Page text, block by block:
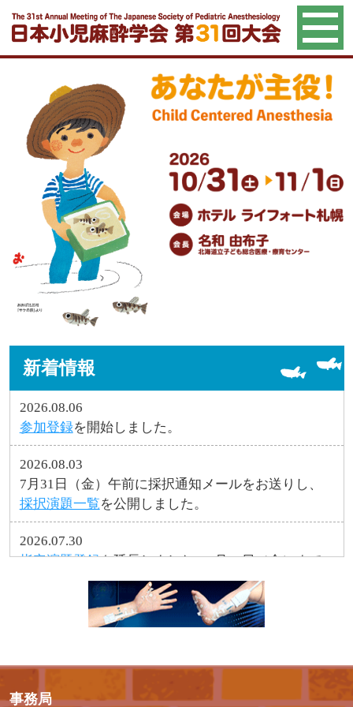
新着情報
2026.08.06
参加登録を開始しました。
2026.08.03
7月31日（金）午前に採択通知メールをお送りし、
採択演題一覧を公開しました。
2026.07.30
指定演題登録を延長しました。8月14日（金）まで
にご登録をお願いします。
2026.06.25
指定演題諾否回答
事務局